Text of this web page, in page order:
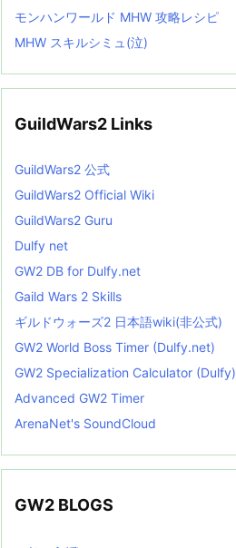
モンハンワールド MHW 攻略レシピ
MHW スキルシミュ(泣)
GuildWars2 Links
GuildWars2 公式
GuildWars2 Official Wiki
GuildWars2 Guru
Dulfy net
GW2 DB for Dulfy.net
Gaild Wars 2 Skills
ギルドウォーズ2 日本語wiki(非公式)
GW2 World Boss Timer (Dulfy.net)
GW2 Specialization Calculator (Dulfy)
Advanced GW2 Timer
ArenaNet's SoundCloud
GW2 BLOGS